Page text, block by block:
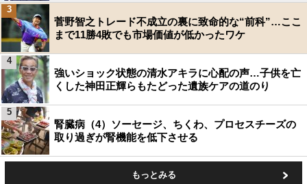
菅野智之トレード不成立の裏に致命的な“前科”…ここ
まで11勝4敗でも市場価値が低かったワケ
3
強いショック状態の清水アキラに心配の声…子供を亡
くした神田正輝らもたどった遺族ケアの道のり
4
腎臓病（4）ソーセージ、ちくわ、プロセスチーズの
取り過ぎが腎機能を低下させる
5
もっとみる